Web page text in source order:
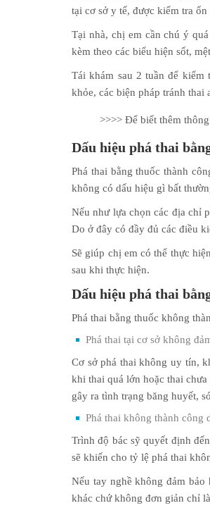
tại cơ sở y tế, được kiểm tra
Tại nhà, chị em cần chú ý
kèm theo các biểu hiện sốt,
Tái khám sau 2 tuần để kiểm
khỏe, các biện pháp tránh thai
>>>> Để biết thêm
Dấu hiệu phá thai
Phá thai bằng thuốc thành
không có dấu hiệu gì bất
Nếu như lựa chọn các địa chỉ
Do ở đây có đầy đủ các điều
Sẽ giúp chị em có thể thực
sau khi thực hiện.
Dấu hiệu phá thai
Phá thai bằng thuốc không
Phá thai tại cơ sở không
Cơ sở phá thai không uy tín,
khi thai quá lớn hoặc thai
gây ra tình trạng băng huyết,
Phá thai không thành công
Trình độ bác sỹ quyết định
sẽ khiến cho tỷ lệ phá thai
Nếu tay nghề không đảm
khác chứ không đơn giản chỉ